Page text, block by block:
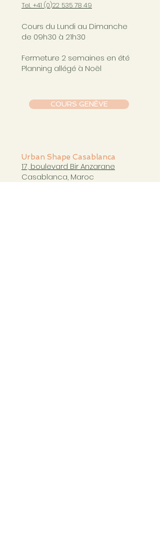
COURS GENÈVE
Tel. +41 (0)22 535 78 49
Cours du Lundi au Dimanche
de 09h30 à 21h30
Fermeture 2 semaines en été
Planning allégé à Noël
Urban Shape Casablanca
17, boulevard Bir Anzarane
Casablanca, Maroc